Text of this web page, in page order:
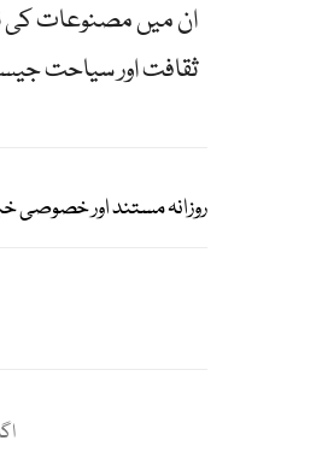
ان میں مصنوعات کی
ثقافت اور سیاحت
روزانہ مستند اور خصوصی